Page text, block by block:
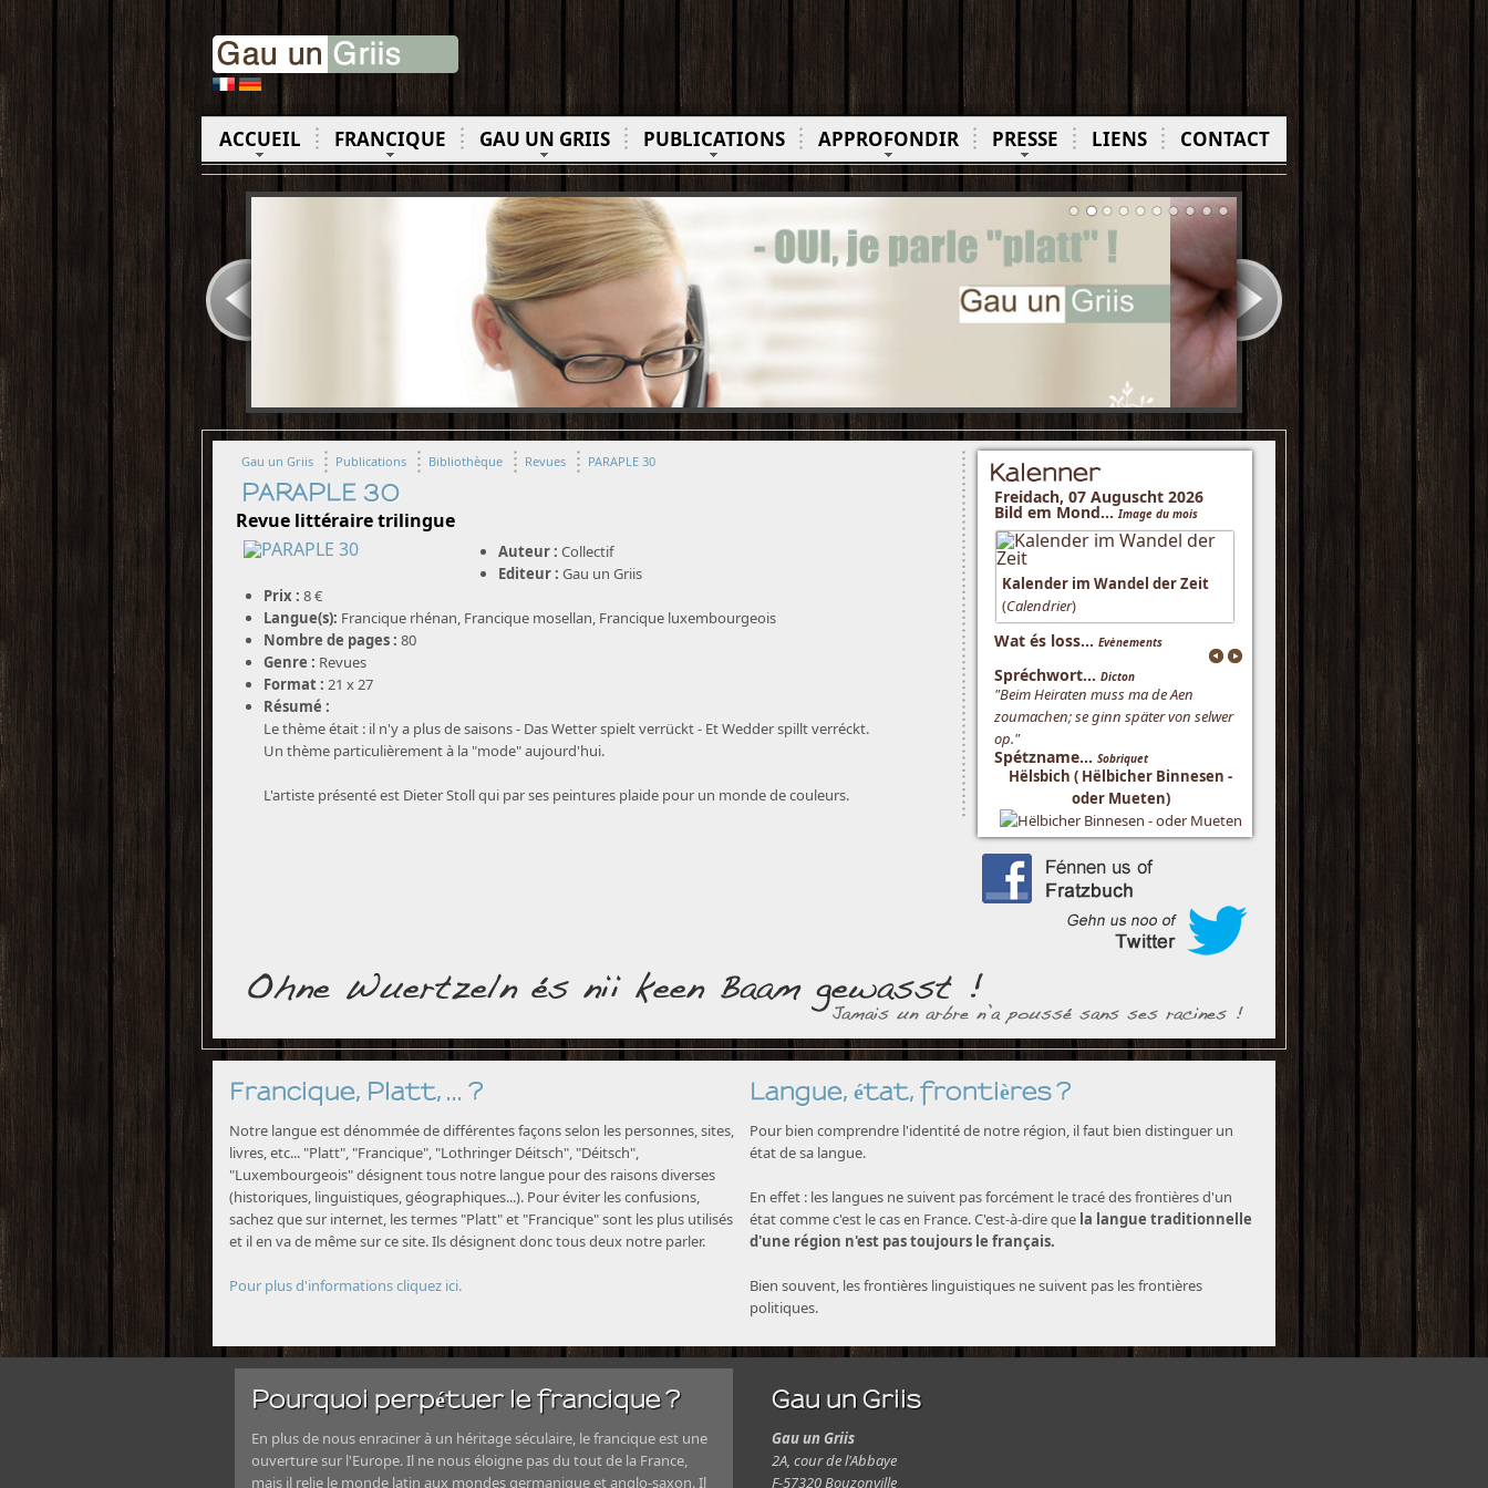
ACCUEIL FRANCIQUE GAU UN GRIIS PUBLICATIONS APPROFONDIR PRESSE LIENS CONTACT
Gau un Griis Publications Bibliothèque Revues PARAPLE 30
PARAPLE 30
Revue littéraire trilingue
Auteur : Collectif
Editeur : Gau un Griis
Prix : 8 €
Langue(s): Francique rhénan, Francique mosellan, Francique luxembourgeois
Nombre de pages : 80
Genre : Revues
Format : 21 x 27
Résumé :
Le thème était : il n'y a plus de saisons - Das Wetter spielt verrückt - Et Wedder spillt verréckt.
Un thème particulièrement à la "mode" aujourd'hui.
L'artiste présenté est Dieter Stoll qui par ses peintures plaide pour un monde de couleurs.
Kalenner
Freidach, 07 Auguscht 2026
Bild em Mond...Image du mois
Kalender im Wandel der Zeit
(Calendrier)
Wat és loss... Evènements
Spréchwort... Dicton
"Beim Heiraten muss ma de Aen
zoumachen; se ginn später von selwer
op."
Spétzname... Sobriquet
Hëlsbich ( Hëlbicher Binnesen -
oder Mueten)
Francique, Platt, ... ?
Notre langue est dénommée de différentes façons selon les personnes, sites,
livres, etc... "Platt", "Francique", "Lothringer Déitsch", "Déitsch",
"Luxembourgeois" désignent tous notre langue pour des raisons diverses
(historiques, linguistiques, géographiques...). Pour éviter les confusions,
sachez que sur internet, les termes "Platt" et "Francique" sont les plus utilisés
et il en va de même sur ce site. Ils désignent donc tous deux notre parler.
Pour plus d'informations cliquez ici.
Langue, état, frontières ?
Pour bien comprendre l'identité de notre région, il faut bien distinguer un
état de sa langue.
En effet : les langues ne suivent pas forcément le tracé des frontières d'un
état comme c'est le cas en France. C'est-à-dire que la langue traditionnelle
d'une région n'est pas toujours le français.
Bien souvent, les frontières linguistiques ne suivent pas les frontières
politiques.
Pourquoi perpétuer le francique ?
En plus de nous enraciner à un héritage séculaire, le francique est une
ouverture sur l'Europe. Il ne nous éloigne pas du tout de la France,
mais il relie le monde latin aux mondes germanique et anglo-saxon. Il
Gau un Griis
Gau un Griis
2A, cour de l'Abbaye
F-57320 Bouzonville